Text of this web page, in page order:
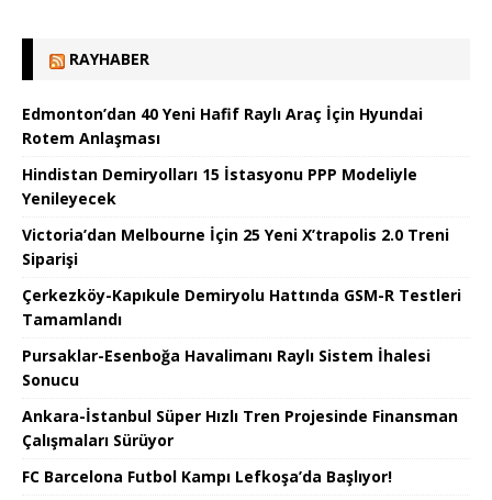
RAYHABER
Edmonton’dan 40 Yeni Hafif Raylı Araç İçin Hyundai
Rotem Anlaşması
Hindistan Demiryolları 15 İstasyonu PPP Modeliyle
Yenileyecek
Victoria’dan Melbourne İçin 25 Yeni X’trapolis 2.0 Treni
Siparişi
Çerkezköy-Kapıkule Demiryolu Hattında GSM-R Testleri
Tamamlandı
Pursaklar-Esenboğa Havalimanı Raylı Sistem İhalesi
Sonucu
Ankara-İstanbul Süper Hızlı Tren Projesinde Finansman
Çalışmaları Sürüyor
FC Barcelona Futbol Kampı Lefkoşa’da Başlıyor!